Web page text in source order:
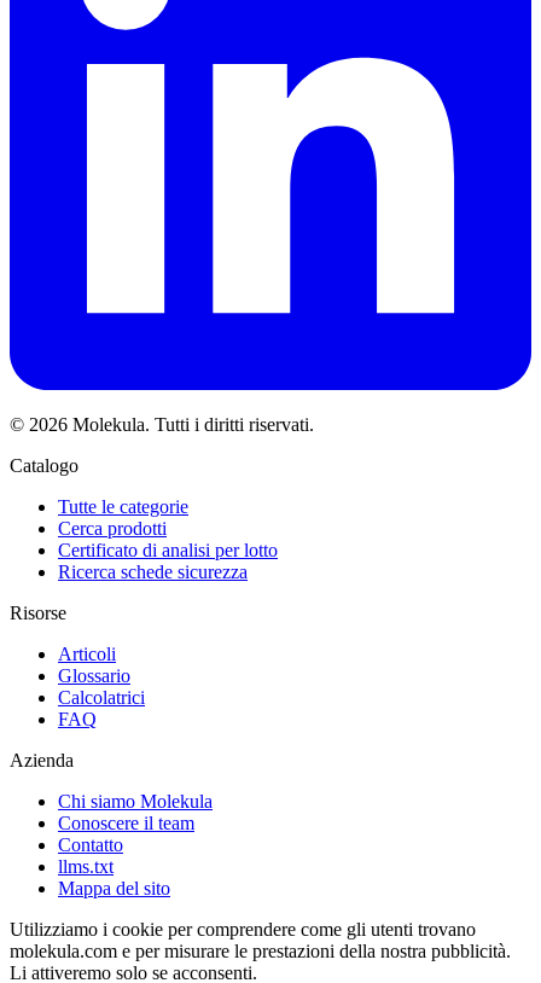
© 2026 Molekula. Tutti i diritti riservati.
Catalogo
Tutte le categorie
Cerca prodotti
Certificato di analisi per lotto
Ricerca schede sicurezza
Risorse
Articoli
Glossario
Calcolatrici
FAQ
Azienda
Chi siamo Molekula
Conoscere il team
Contatto
llms.txt
Mappa del sito
Utilizziamo i cookie per comprendere come gli utenti trovano
molekula.com e per misurare le prestazioni della nostra pubblicità.
Li attiveremo solo se acconsenti.